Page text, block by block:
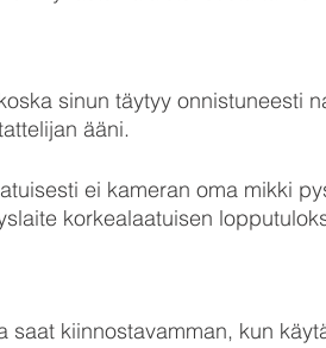
sinun täytyy onnistuneesti
ääni.
ei kameran oma mikki
korkealaatuisen
saat kiinnostavamman, kun